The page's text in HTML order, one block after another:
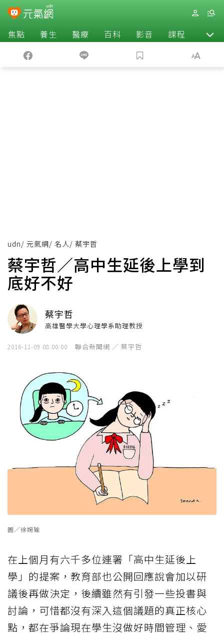
焦點 養生 醫療 百科 影音 課程 退休
udn/ 元氣網/ 名人/ 蔡宇哲
蔡宇哲／高中生延後上學到
底好不好
蔡宇哲
高雄醫學大學心理學系助理教授
2016-11-09 08:00:00 聯合新聞網 ／ 蔡宇哲
圖／徐婉瑜
在上個月有六千多位連署「高中生延後上
學」的提案，教育部也公開回應說會加以研
議後再做決定，後續雖然有引發一些投書與
討論，可惜都沒有深入這個議題的真正核心
點，都在爭論現在學生沒做好時間管理、愛